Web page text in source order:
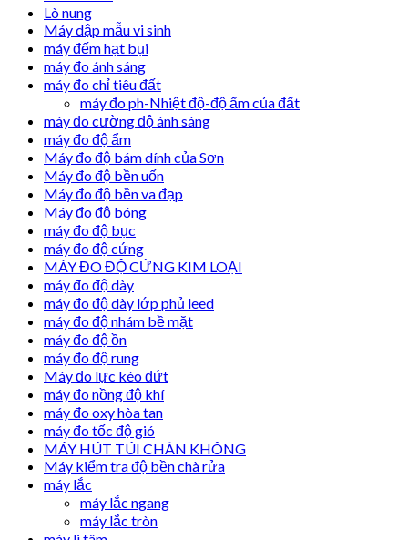
Lò nung
Máy dập mẫu vi sinh
máy đếm hạt bụi
máy đo ánh sáng
máy đo chỉ tiêu đất
máy đo ph-Nhiệt độ-độ ẩm của đất
máy đo cường độ ánh sáng
máy đo độ ẩm
Máy đo độ bám dính của Sơn
Máy đo độ bền uốn
Máy đo độ bền va đạp
Máy đo độ bóng
máy đo độ bục
máy đo độ cứng
MÁY ĐO ĐỘ CỨNG KIM LOẠI
máy đo độ dày
máy đo độ dày lớp phủ leed
máy đo độ nhám bề mặt
máy đo độ ồn
máy đo độ rung
Máy đo lực kéo đứt
máy đo nồng độ khí
máy đo oxy hòa tan
máy đo tốc độ gió
MÁY HÚT TÚI CHÂN KHÔNG
Máy kiểm tra độ bền chà rửa
máy lắc
máy lắc ngang
máy lắc tròn